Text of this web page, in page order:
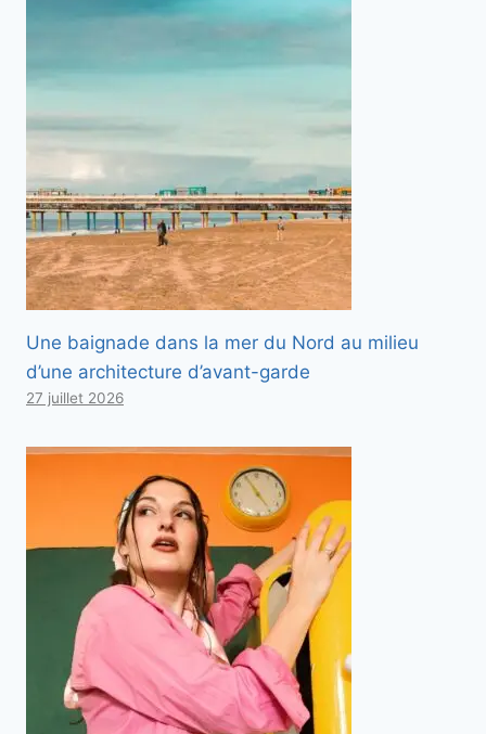
Une baignade dans la mer du Nord au milieu
d’une architecture d’avant-garde
27 juillet 2026